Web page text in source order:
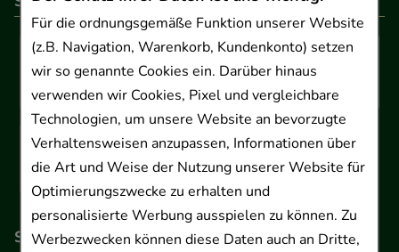
Für die ordnungsgemäße Funktion unserer Website
(z.B. Navigation, Warenkorb, Kundenkonto) setzen
wir so genannte Cookies ein. Darüber hinaus
verwenden wir Cookies, Pixel und vergleichbare
Technologien, um unsere Website an bevorzugte
Verhaltensweisen anzupassen, Informationen über
die Art und Weise der Nutzung unserer Website für
Optimierungszwecke zu erhalten und
personalisierte Werbung ausspielen zu können. Zu
Werbezwecken können diese Daten auch an Dritte,
So erreichen Sie uns